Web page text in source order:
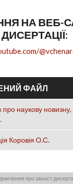
НА ВЕБ-
ФАЙЛ
про наукову новизну,
Коровія О.С.
про захист